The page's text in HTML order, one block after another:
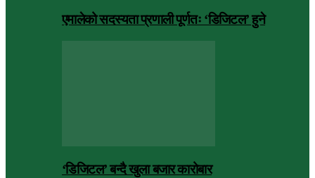
एमालेको सदस्यता प्रणाली पूर्णतः ‘डिजिटल’ हुने
‘डिजिटल’ बन्दै खुला बजार कारोबार